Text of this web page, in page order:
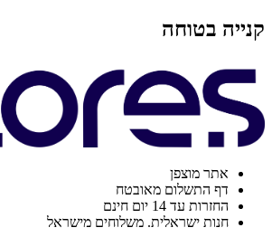
קנייה בטוחה
אתר מוצפן
דף התשלום מאובטח
החזרות עד 14 יום חינם
חנות ישראלית. משלוחים מישראל